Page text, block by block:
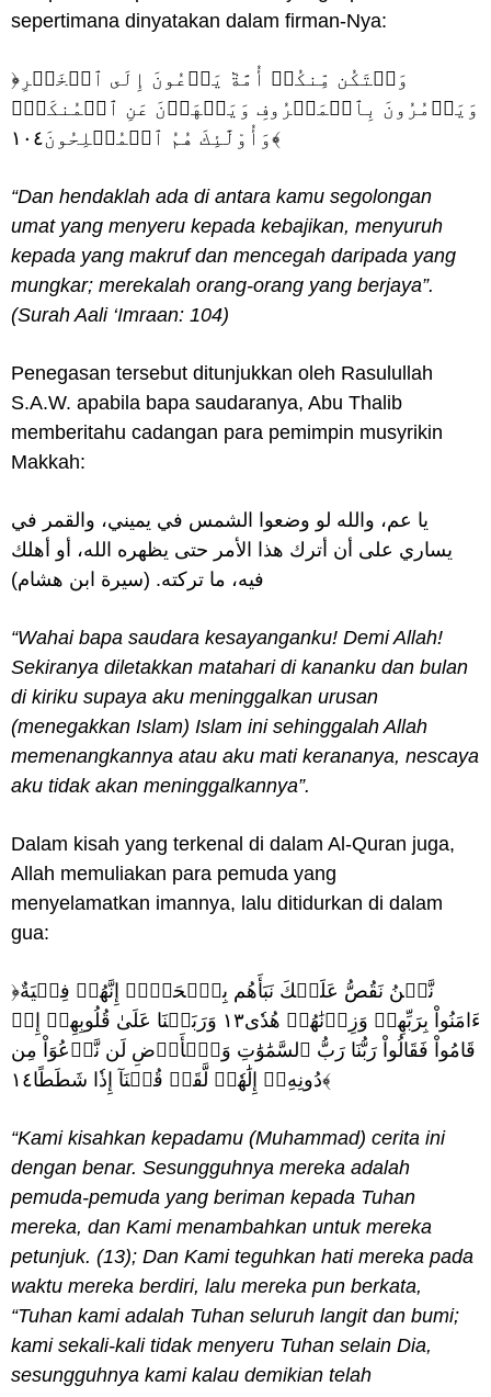
sepertimana dinyatakan dalam firman-Nya:
﴿وَلۡتَكُن مِّنكُمۡ أُمَّةٞ يَدۡعُونَ إِلَى ٱلۡخَيۡرِ
وَيَأۡمُرُونَ بِٱلۡمَعۡرُوفِ وَيَنۡهَوۡنَ عَنِ ٱلۡمُنكَرِۚ
وَأُوْلَٰٓئِكَ هُمُ ٱلۡمُفۡلِحُونَ١٠٤﴾
“Dan hendaklah ada di antara kamu segolongan
umat yang menyeru kepada kebajikan, menyuruh
kepada yang makruf dan mencegah daripada yang
mungkar; merekalah orang-orang yang berjaya”.
(Surah Aali ‘Imraan: 104)
Penegasan tersebut ditunjukkan oleh Rasulullah
S.A.W. apabila bapa saudaranya, Abu Thalib
memberitahu cadangan para pemimpin musyrikin
Makkah:
يا عم، والله لو وضعوا الشمس في يميني، والقمر في
يساري على أن أترك هذا الأمر حتى يظهره الله، أو أهلك
فيه، ما تركته. (سيرة ابن هشام)
“Wahai bapa saudara kesayanganku! Demi Allah!
Sekiranya diletakkan matahari di kananku dan bulan
di kiriku supaya aku meninggalkan urusan
(menegakkan Islam) Islam ini sehinggalah Allah
memenangkannya atau aku mati kerananya, nescaya
aku tidak akan meninggalkannya”.
Dalam kisah yang terkenal di dalam Al-Quran juga,
Allah memuliakan para pemuda yang
menyelamatkan imannya, lalu ditidurkan di dalam
gua:
﴿نَّحۡنُ نَقُصُّ عَلَيۡكَ نَبَأَهُم بِٱلۡحَقِّۚ إِنَّهُمۡ فِتۡيَةٌ
ءَامَنُواْ بِرَبِّهِمۡ وَزِدۡنَٰهُمۡ هُدٗى١٣ وَرَبَطۡنَا عَلَىٰ قُلُوبِهِمۡ إِذۡ
قَامُواْ فَقَالُواْ رَبُّنَا رَبُّ ٱلسَّمَٰوَٰتِ وَٱلۡأَرۡضِ لَن نَّدۡعُوَاْ مِن
دُونِهِۦٓ إِلَٰهٗاۖ لَّقَدۡ قُلۡنَآ إِذٗا شَطَطًا١٤﴾
“Kami kisahkan kepadamu (Muhammad) cerita ini
dengan benar. Sesungguhnya mereka adalah
pemuda-pemuda yang beriman kepada Tuhan
mereka, dan Kami menambahkan untuk mereka
petunjuk. (13); Dan Kami teguhkan hati mereka pada
waktu mereka berdiri, lalu mereka pun berkata,
“Tuhan kami adalah Tuhan seluruh langit dan bumi;
kami sekali-kali tidak menyeru Tuhan selain Dia,
sesungguhnya kami kalau demikian telah